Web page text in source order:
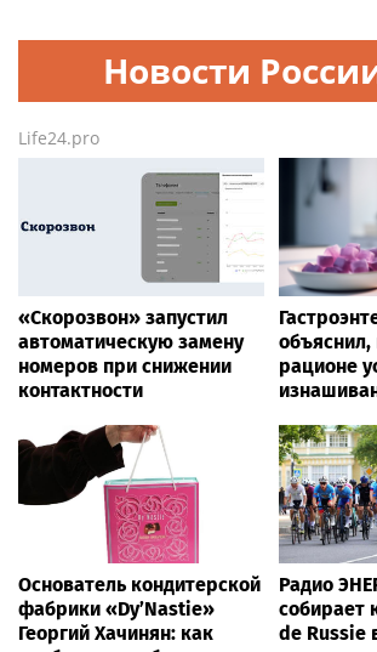
Новости
Life24.pro
«Скорозвон» запустил
автоматическую замену
номеров при снижении
контактности
объяснил,
рационе
Основатель кондитерской
фабрики «Dy’Nastie»
Георгий Хачинян: как
Радио
собирает
de Russie